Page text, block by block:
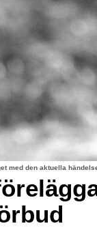
med den aktuella